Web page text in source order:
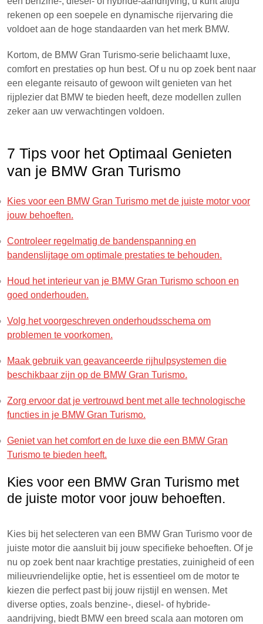
rekenen op een soepele en dynamische rijervaring die
voldoet aan de hoge standaarden van het merk BMW.
Kortom, de BMW Gran Turismo-serie belichaamt luxe,
comfort en prestaties op hun best. Of u nu op zoek bent naar
een elegante reisauto of gewoon wilt genieten van het
rijplezier dat BMW te bieden heeft, deze modellen zullen
zeker aan uw verwachtingen voldoen.
7 Tips voor het Optimaal Genieten
van je BMW Gran Turismo
Kies voor een BMW Gran Turismo met de juiste motor voor
jouw behoeften.
Controleer regelmatig de bandenspanning en
bandenslijtage om optimale prestaties te behouden.
Houd het interieur van je BMW Gran Turismo schoon en
goed onderhouden.
Volg het voorgeschreven onderhoudsschema om
problemen te voorkomen.
Maak gebruik van geavanceerde rijhulpsystemen die
beschikbaar zijn op de BMW Gran Turismo.
Zorg ervoor dat je vertrouwd bent met alle technologische
functies in je BMW Gran Turismo.
Geniet van het comfort en de luxe die een BMW Gran
Turismo te bieden heeft.
Kies voor een BMW Gran Turismo met
de juiste motor voor jouw behoeften.
Kies bij het selecteren van een BMW Gran Turismo voor de
juiste motor die aansluit bij jouw specifieke behoeften. Of je
nu op zoek bent naar krachtige prestaties, zuinigheid of een
milieuvriendelijke optie, het is essentieel om de motor te
kiezen die perfect past bij jouw rijstijl en wensen. Met
diverse opties, zoals benzine-, diesel- of hybride-
aandrijving, biedt BMW een breed scala aan motoren om